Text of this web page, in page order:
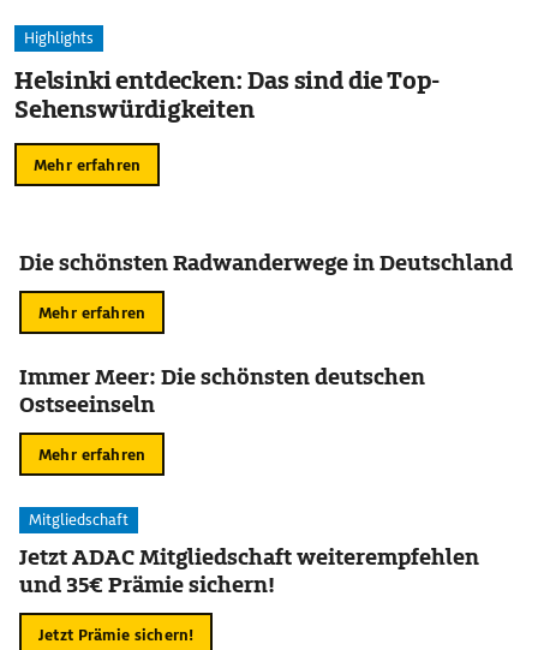
Highlights
Helsinki entdecken: Das sind die Top-
Sehenswürdigkeiten
Mehr erfahren
Die schönsten Radwanderwege in Deutschland
Mehr erfahren
Immer Meer: Die schönsten deutschen
Ostseeinseln
Mehr erfahren
Mitgliedschaft
Jetzt ADAC Mitgliedschaft weiterempfehlen
und 35€ Prämie sichern!
Jetzt Prämie sichern!